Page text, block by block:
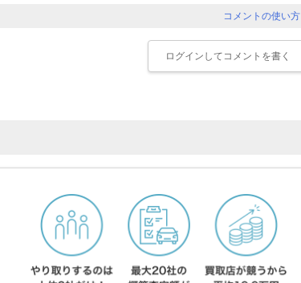
コメントの使い方
ログイン してコメントを書く